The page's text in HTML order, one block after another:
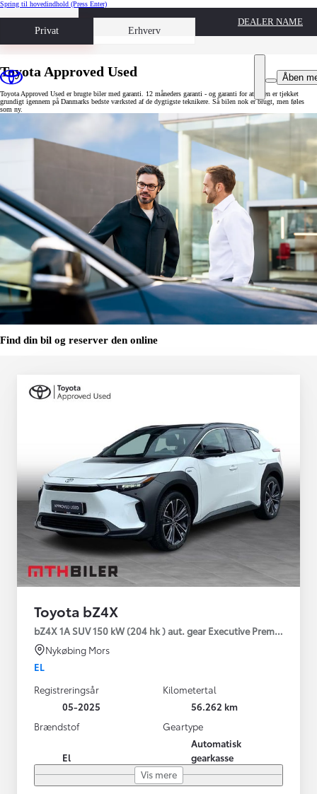
Spring til hovedindhold (Press Enter)
Privat Erhverv
Book prøvetur
DEALER NAME
Åben
Toyota Approved Used
Toyota Approved Used er brugte biler med garanti. 12 måneders garanti - og garanti for at bilen er tjekket
grundigt igennem på Danmarks bedste værksted af de dygtigste teknikere. Så bilen nok er brugt, men føles
som ny.
Find din bil og reserver den online
Toyota bZ4X
bZ4X 1A SUV 150 kW (204 hk ) aut. gear Executive Premium
Nykøbing Mors
EL
Registreringsår
05-2025
Kilometertal
56.262 km
Brændstof
El
Geartype
Automatisk
gearkasse
Vis mere